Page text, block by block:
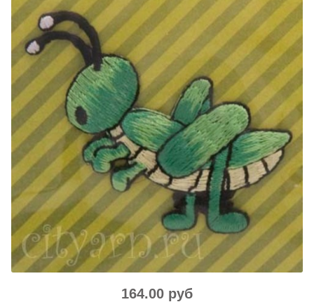
164.00 руб